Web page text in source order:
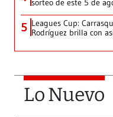
sorteo de este 5 de
5 Leagues Cup:
Rodríguez brilla con
Lo Nuevo